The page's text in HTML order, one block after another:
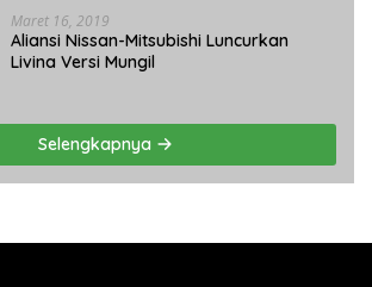
Maret 16, 2019
Aliansi Nissan-Mitsubishi Luncurkan
Livina Versi Mungil
Selengkapnya